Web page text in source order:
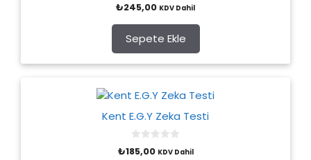
o
t
o
f
5
₺245,00 KDV Dahil
Sepete Ekle
Kent E.G.Y Zeka Testi
0
o
₺185,00 KDV Dahil